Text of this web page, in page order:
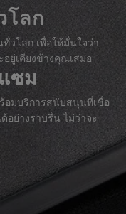
โลก
วโลก เพื่อให้มั่นใจว่า
ยู่เคียงข้างคุณเสมอ
ซม
อมบริการสนับสนุนที่เชื่อ
อย่างราบรื่น ไม่ว่าจะ